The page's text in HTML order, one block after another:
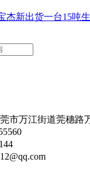
杰新出货一台15吨
市万江街道莞穗路